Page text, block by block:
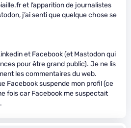
et l’apparition de journalistes
j’ai senti que quelque chose se
et Facebook (et Mastodon qui
pour être grand public). Je ne lis
les commentaires du web.
Facebook suspende mon profil (ce
fois car Facebook me suspectait